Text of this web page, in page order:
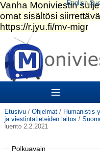
Siirry
sisältöön.
|
Siirry
navigointiin
Sections
Etusivu / Ohjelmat / Humanistis-
ja viestintätieteiden laitos /
luento 2.2.2021
Polkuavain
English